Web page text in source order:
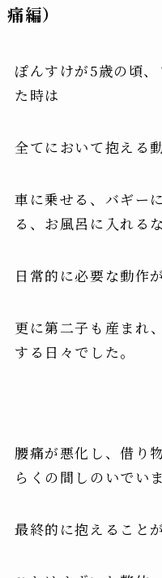
痛編）
ぽんすけが5歳の頃
た時は
全てにおいて抱える
車に乗せる、バギー
る、お風呂に入れる
日常的に必要な動作
更に第二子も産まれ
する日々でした。
腰痛が悪化し、借り
らくの間しのいでい
最終的に抱えること